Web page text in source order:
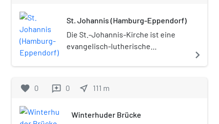
St. Johannis (Hamburg-Eppendorf)
Die St.-Johannis-Kirche ist eine
evangelisch-lutherische
Eppendorf. Sie ist eine der ältesten
Gebiet, war sehr lange Mittelpunkt
Mutterkirche vieler weiterer
navigate_next
favorite 0 reviews 0 near_me 111 m
Winterhuder Brücke